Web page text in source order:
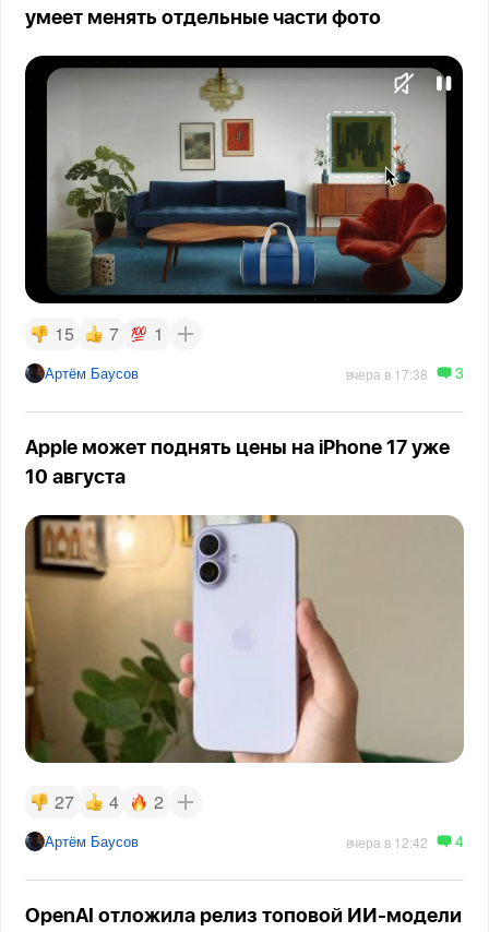
умеет менять отдельные части фото
15 7 1
Артём Баусов вчера в 17:38 3
Apple может поднять цены на iPhone 17 уже
10 августа
27 4 2
Артём Баусов вчера в 12:42 4
OpenAI отложила релиз топовой ИИ-модели